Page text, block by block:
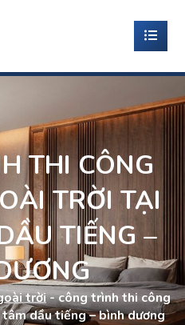
THI CÔNG
TRỜI TẠI
TIẾNG –
trời-công trình thi công
dầu tiếng – bình dương